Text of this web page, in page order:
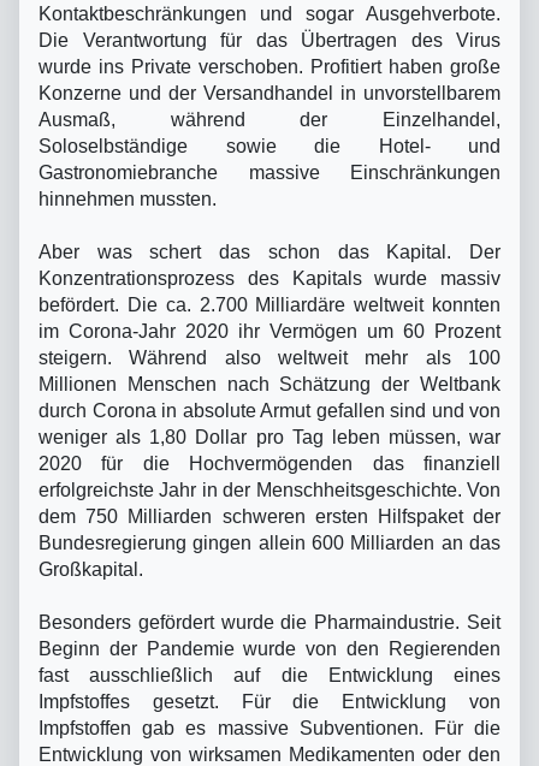
Kontaktbeschränkungen und sogar Ausgehverbote.
Die Verantwortung für das Übertragen des Virus
wurde ins Private verschoben. Profitiert haben große
Konzerne und der Versandhandel in unvorstellbarem
Ausmaß, während der Einzelhandel,
Soloselbständige sowie die Hotel- und
Gastronomiebranche massive Einschränkungen
hinnehmen mussten.
Aber was schert das schon das Kapital. Der
Konzentrationsprozess des Kapitals wurde massiv
befördert. Die ca. 2.700 Milliardäre weltweit konnten
im Corona-Jahr 2020 ihr Vermögen um 60 Prozent
steigern. Während also weltweit mehr als 100
Millionen Menschen nach Schätzung der Weltbank
durch Corona in absolute Armut gefallen sind und von
weniger als 1,80 Dollar pro Tag leben müssen, war
2020 für die Hochvermögenden das finanziell
erfolgreichste Jahr in der Menschheitsgeschichte. Von
dem 750 Milliarden schweren ersten Hilfspaket der
Bundesregierung gingen allein 600 Milliarden an das
Großkapital.
Besonders gefördert wurde die Pharmaindustrie. Seit
Beginn der Pandemie wurde von den Regierenden
fast ausschließlich auf die Entwicklung eines
Impfstoffes gesetzt. Für die Entwicklung von
Impfstoffen gab es massive Subventionen. Für die
Entwicklung von wirksamen Medikamenten oder den